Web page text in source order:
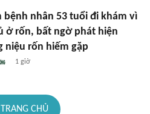
bệnh nhân 53 tuổi đi khám vì
ở rốn, bất ngờ phát hiện
niệu rốn hiếm gặp
1 giờ
CHỦ